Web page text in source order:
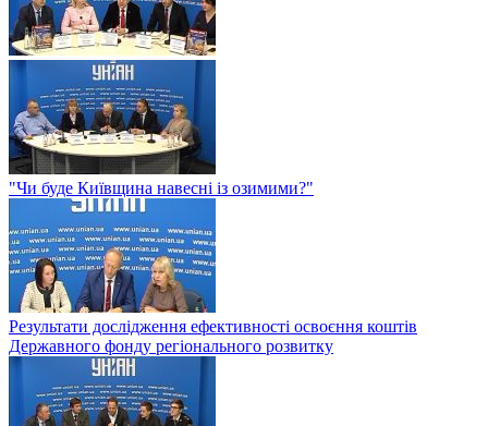
"Чи буде Київщина навесні із озимими?"
Результати дослідження ефективності освоєння коштів
Державного фонду регіонального розвитку